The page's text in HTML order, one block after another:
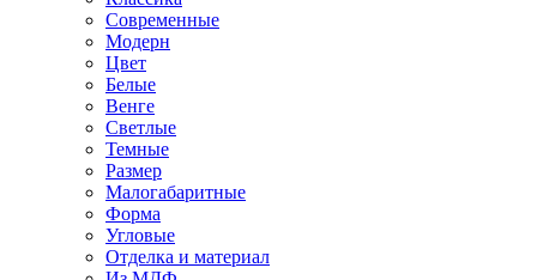
Современные
Модерн
Цвет
Белые
Венге
Светлые
Темные
Размер
Малогабаритные
Форма
Угловые
Отделка и материал